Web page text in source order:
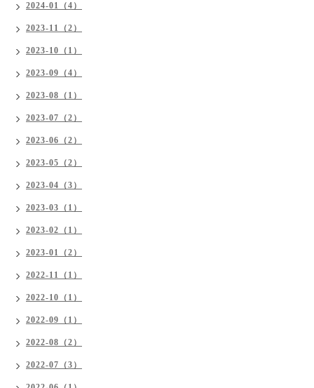
2024-01（4）
2023-11（2）
2023-10（1）
2023-09（4）
2023-08（1）
2023-07（2）
2023-06（2）
2023-05（2）
2023-04（3）
2023-03（1）
2023-02（1）
2023-01（2）
2022-11（1）
2022-10（1）
2022-09（1）
2022-08（2）
2022-07（3）